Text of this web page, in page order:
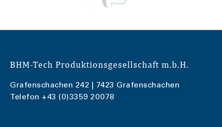
BHM-Tech Produktionsgesellschaft m.b.H.
Grafenschachen 242 | 7423 Grafenschachen
Telefon +43 (0)3359 20078